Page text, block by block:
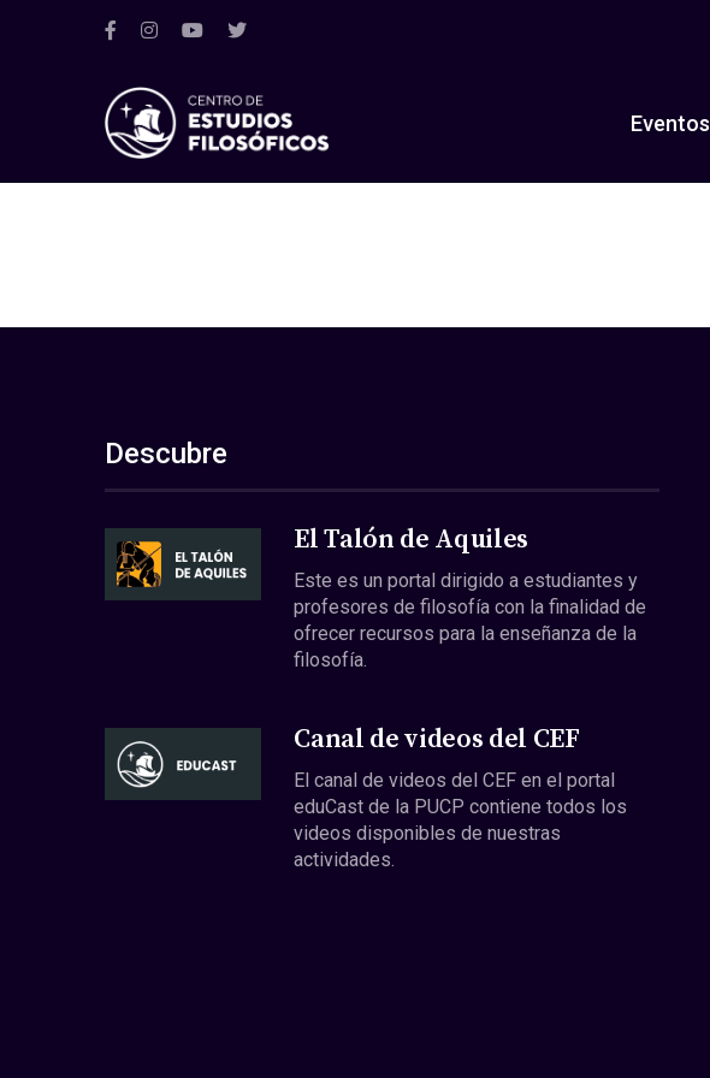
Eventos
Descubre
El Talón de Aquiles
Este es un portal dirigido a estudiantes y
profesores de filosofía con la finalidad de
ofrecer recursos para la enseñanza de la
filosofía.
Canal de videos del CEF
El canal de videos del CEF en el portal
eduCast de la PUCP contiene todos los
videos disponibles de nuestras
actividades.